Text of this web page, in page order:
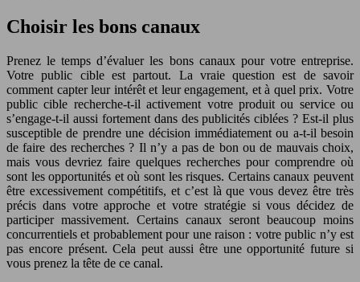
Choisir les bons canaux
Prenez le temps d’évaluer les bons canaux pour votre entreprise.
Votre public cible est partout. La vraie question est de savoir
comment capter leur intérêt et leur engagement, et à quel prix. Votre
public cible recherche-t-il activement votre produit ou service ou
s’engage-t-il aussi fortement dans des publicités ciblées ? Est-il plus
susceptible de prendre une décision immédiatement ou a-t-il besoin
de faire des recherches ? Il n’y a pas de bon ou de mauvais choix,
mais vous devriez faire quelques recherches pour comprendre où
sont les opportunités et où sont les risques. Certains canaux peuvent
être excessivement compétitifs, et c’est là que vous devez être très
précis dans votre approche et votre stratégie si vous décidez de
participer massivement. Certains canaux seront beaucoup moins
concurrentiels et probablement pour une raison : votre public n’y est
pas encore présent. Cela peut aussi être une opportunité future si
vous prenez la tête de ce canal.